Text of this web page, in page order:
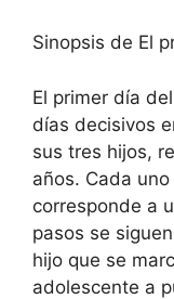
Sinopsis de El
El primer día
días decisivos
sus tres hijos,
años. Cada
corresponde a
pasos se
hijo que se
adolescente a